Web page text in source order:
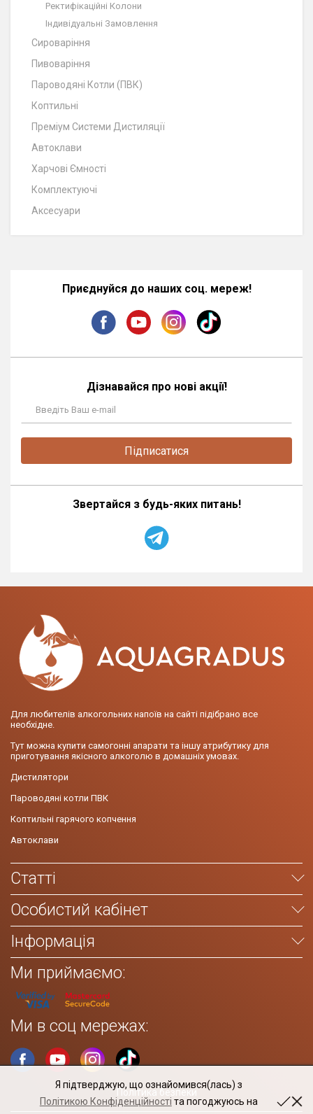
Ректифікаційні Колони
Індивідуальні Замовлення
Сироваріння
Пивоваріння
Пароводяні Котли (ПВК)
Коптильні
Преміум Системи Дистиляції
Автоклави
Харчові Ємності
Комплектуючі
Аксесуари
Приєднуйся до наших соц. мереж!
Дізнавайся про нові акції!
Підписатися
Звертайся з будь-яких питань!
Для любителів алкогольних напоїв на сайті підібрано все
необхідне.
Тут можна купити самогонні апарати та іншу атрибутику для
приготування якісного алкоголю в домашніх умовах.
Дистилятори
Пароводяні котли ПВК
Коптильні гарячого копчення
Автоклави
Статті
Особистий кабінет
Інформація
Ми приймаємо:
Ми в соц мережах:
Політика безпеки
Я підтверджую, що ознайомився(лась) з
Політикою Конфіденційності та погоджуюсь на